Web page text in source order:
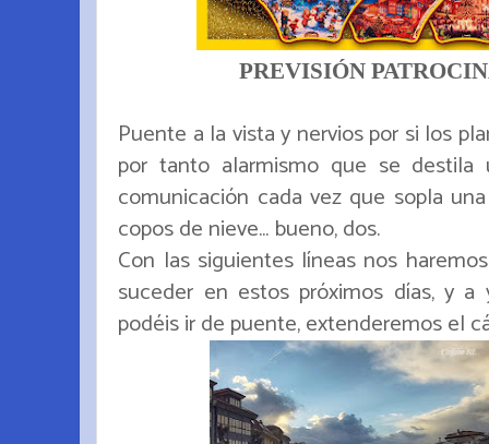
PREVISIÓN
Puente a la vista y nervios por si los
por tanto alarmismo que se
comunicación cada vez que sopla
copos de nieve... bueno, dos.
Con las siguientes líneas nos
suceder en estos próximos días, y
podéis ir de puente, extenderemos el